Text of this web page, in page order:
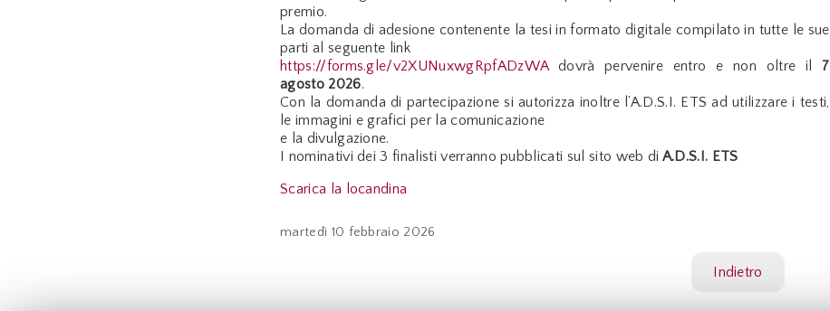
premio.
La domanda di adesione contenente la tesi in formato digitale compilato in tutte le sue
parti al seguente link
https://forms.gle/v2XUNuxwgRpfADzWAdovrà pervenire entro e non oltre il 7
agosto 2026.
Con la domanda di partecipazione si autorizza inoltre l’A.D.S.I. ETS ad utilizzare i testi,
le immagini e grafici per la comunicazione
e la divulgazione.
I nominativi dei 3 finalisti verranno pubblicati sul sito web di A.D.S.I. ETS
Scarica la locandina
martedì 10 febbraio 2026
Indietro